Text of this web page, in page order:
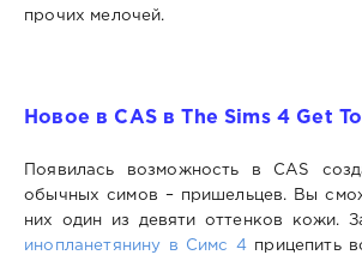
прочих мелочей.
Новое в CAS в The Sims 4 Get
Появилась возможность в CAS
обычных симов – пришельцев. Вы
них один из девяти оттенков кожи.
инопланетянину в Симс 4 прицепить